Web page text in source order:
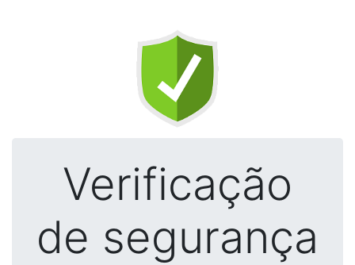
Verificação
de segurança